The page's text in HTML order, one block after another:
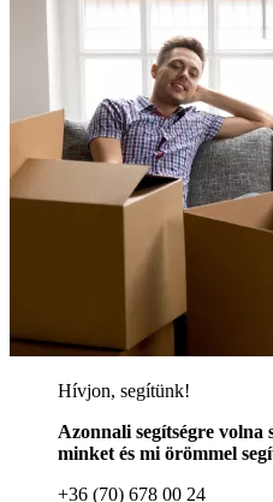
Hívjon, segítünk!
Azonnali segítségre volna
minket és mi örömmel
+36 (70) 678 00 24